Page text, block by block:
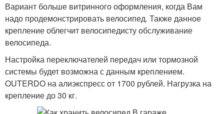
Вариант больше витринного оформления, когда Вам
надо продемонстрировать велосипед. Также данное
крепление облегчит велосипедисту обслуживание
велосипеда.
Настройка переключателей передач или тормозной
системы будет возможна с данным креплением.
OUTERDO на алиэкспресс от 1700 рублей. Нагрузка на
крепление до 30 кг.